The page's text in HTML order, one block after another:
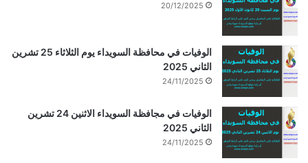
20/12/2025
الوفيات في محافظة السويداء يوم الثلاثاء 25 تشرين
الثاني 2025
24/11/2025
الوفيات في مجافظة السويداء الاثنين 24 تشرين
الثاني 2025
24/11/2025